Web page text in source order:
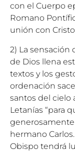
con el Cuerpo
Romano
unión con
2) La
de Dios llena
textos y los
ordenación
santos del cielo
Letanías “para
hermano
Obispo tendrá